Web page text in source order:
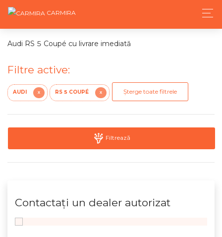
CARMIRA
Audi RS 5 Coupé cu livrare imediată
Filtre active:
AUDI X RS 5 COUPÉ X Șterge toate filtrele
Filtrează
Contactaţi un dealer autorizat